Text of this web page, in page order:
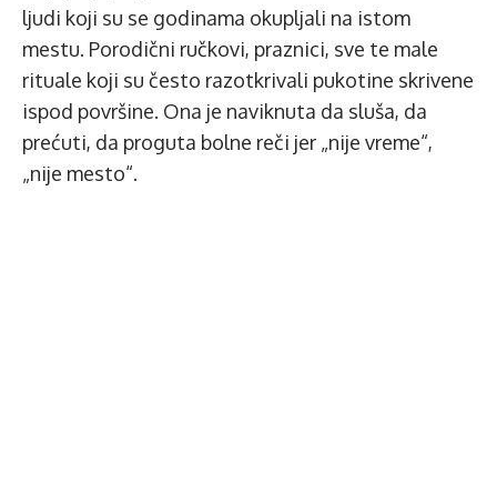
ljudi koji su se godinama okupljali na istom
mestu. Porodični ručkovi, praznici, sve te male
rituale koji su često razotkrivali pukotine skrivene
ispod površine. Ona je naviknuta da sluša, da
prećuti, da proguta bolne reči jer „nije vreme“,
„nije mesto“.